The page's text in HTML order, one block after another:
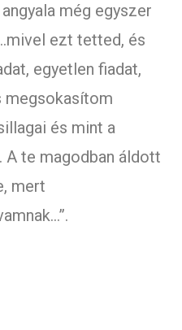
még egyszer
ezt tetted, és
egyetlen fiadat,
megsokasítom
és mint a
te magodban áldott
mert